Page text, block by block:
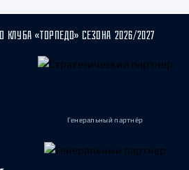
КЛУБА «ТОРПЕДО» СЕЗОНА 2026/2027
Генеральный партнёр